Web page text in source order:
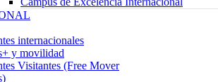
internacionales
y movilidad
Visitantes (Free Mover